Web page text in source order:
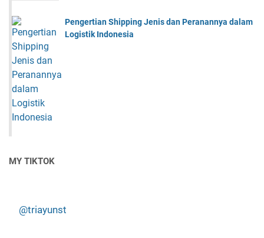
Pengertian Shipping Jenis dan Peranannya dalam
Logistik Indonesia
MY TIKTOK
@triayunst